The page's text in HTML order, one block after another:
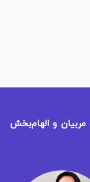
مربیان و الهام‌بخش